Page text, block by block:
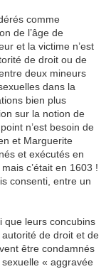
comme
de l’âge de
et la victime n’est
de droit ou de
deux mineurs
dans la
bien plus
sur la notion de
n’est besoin de
et Marguerite
et exécutés en
c’était en 1603 !
consenti, entre un
que leurs concubins
autorité de droit et de
être condamnés
« aggravée